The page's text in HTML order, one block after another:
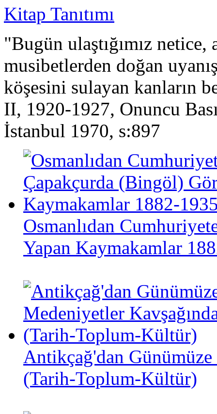
Kitap Tanıtımı
"Bugün ulaştığımız
musibetlerden doğan
köşesini sulayan kanların
II, 1920-1927, Onuncu
İstanbul 1970, s:897
Osmanlıdan
Yapan Kaymakamlar
Antikçağ'dan
(Tarih-Toplum-Kültür)